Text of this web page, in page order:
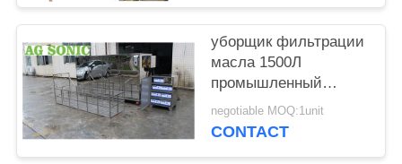
уборщик фильтрации
масла 1500Л
промышленный
ультразвуковой для
лезвия Турбо/
negotiable MOQ:1unit
CONTACT